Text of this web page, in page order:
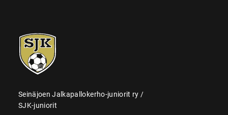
SJK-
juniorit
Seinäjoen Jalkapallokerho-juniorit ry /
SJK-juniorit